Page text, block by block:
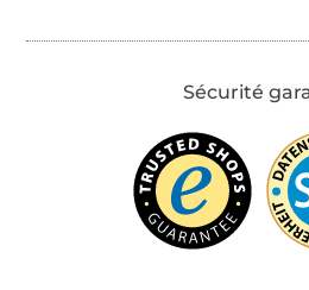
Sécurité